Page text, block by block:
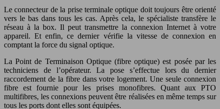
Le connecteur de la prise terminale optique doit toujours être orienté
vers le bas dans tous les cas. Après cela, le spécialiste transfère le
réseau à la box. Il peut transmettre la connexion Internet à votre
appareil. Et enfin, ce dernier vérifie la vitesse de connexion en
comptant la force du signal optique.
La Point de Terminaison Optique (fibre optique) est posée par les
techniciens de l’opérateur. La pose s’effectue lors du dernier
raccordement de la fibre dans votre logement. Une seule connexion
fibre est fournie pour les prises monofibres. Quant aux PTO
multifibres, les connexions peuvent être réalisées en même temps sur
tous les ports dont elles sont équipées.